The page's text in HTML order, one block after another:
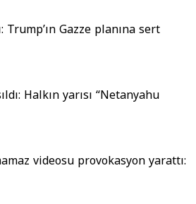
Gazze planına sert
Halkın yarısı “Netanyahu
videosu provokasyon yarattı: